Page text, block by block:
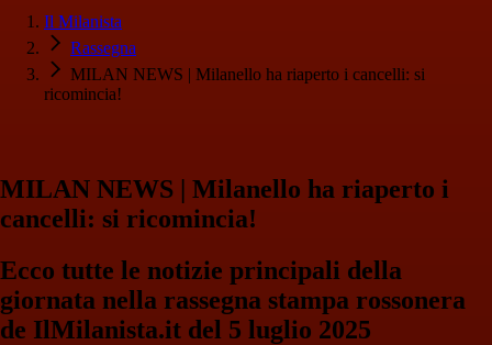
Il Milanista
Rassegna
MILAN NEWS | Milanello ha riaperto i cancelli: si
ricomincia!
MILAN NEWS | Milanello ha riaperto i
cancelli: si ricomincia!
Ecco tutte le notizie principali della
giornata nella rassegna stampa rossonera
de IlMilanista.it del 5 luglio 2025